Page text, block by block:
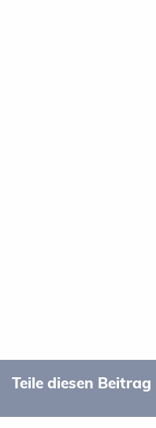
Teile diesen Beitrag